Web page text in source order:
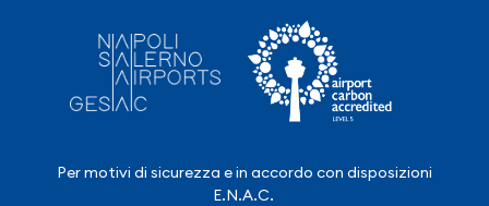
Per motivi di sicurezza e in accordo con disposizioni
E.N.A.C.